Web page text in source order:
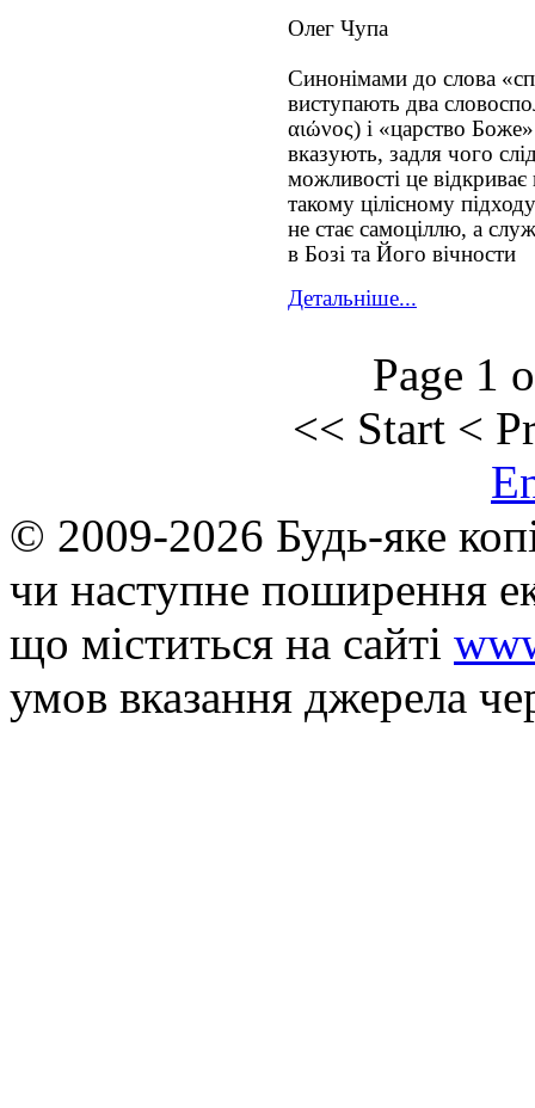
Олег Чупа
Синонімами до слова
виступають два
αιώνος) і «царство
вказують, задля чого
можливості це
такому цілісному
не стає самоціллю, а
в Бозі та Його вічности
Детальніше...
Page 1
<< Start <
© 2009-2026 Будь-яке
чи наступне поширення
що мiститься на сайті
умов вказання джерела